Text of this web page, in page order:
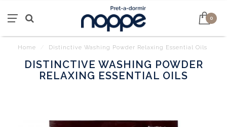
0
Home Distinctive Washing Powder Relaxing Essential Oils
DISTINCTIVE WASHING POWDER
RELAXING ESSENTIAL OILS